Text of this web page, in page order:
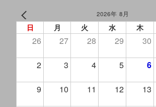
2026年 8月
日 月 火 水 木
26 27 28 29 30
2 3 4 5 6
9 10 11 12 13